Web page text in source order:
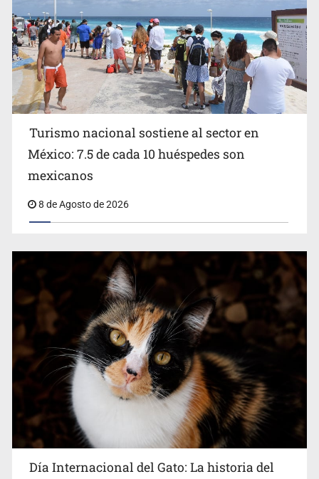
Belinda se corona como la más bella de 2026 en People
Turismo nacional sostiene al sector en
México: 7.5 de cada 10 huéspedes son
mexicanos
8 de Agosto de 2026
Día Internacional del Gato: La historia del